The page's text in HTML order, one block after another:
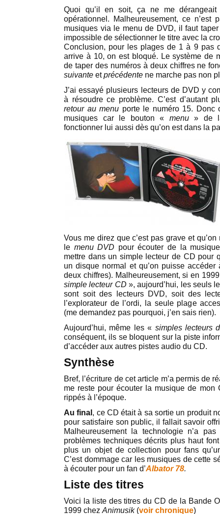
Quoi qu’il en soit, ça ne me
opérationnel. Malheureusement, ce
musiques via le menu de DVD, il faut
impossible de sélectionner le titre avec la
Conclusion, pour les plages de 1 à 9 pas
arrive à 10, on est bloqué. Le système de
de taper des numéros à deux chiffres ne
suivante etprécédente ne marche pas non
J’ai essayé plusieurs lecteurs de DVD y
à résoudre ce problème. C’est d’autant
retour au menu porte le numéro 15.
musiques car le bouton « menu» de la
fonctionner lui aussi dès qu’on est dans la
Vous me direz que c’est pas grave et
le menu DVD pour écouter de la
mettre dans un simple lecteur de CD pour
un disque normal et qu’on puisse
deux chiffres). Malheureusement, si en
simple lecteur CD », aujourd’hui, les seuls
sont soit des lecteurs DVD, soit des
l’explorateur de l’ordi, la seule plage
(me demandez pas pourquoi, j’en sais rien).
Aujourd’hui, même les « simples lecteurs
conséquent, ils se bloquent sur la piste
d’accéder aux autres pistes audio du CD.
Synthèse
Bref, l’écriture de cet article m’a permis de
me reste pour écouter la musique de mon
rippés à l’époque.
Au final , ce CD était à sa sortie un produit
pour satisfaire son public, il fallait savoir
Malheureusement la technologie n’a
problèmes techniques décrits plus haut
plus un objet de collection pour fans
C’est dommage car les musiques de cette
à écouter pour un fan d’Albator 78.
Liste des titres
Voici la liste des titres du CD de la Bande
1999 chez Animusik(voir chronique)